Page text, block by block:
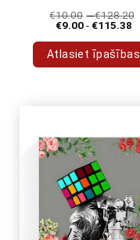
€10.00 -€128.20
€9.00-€115.38
Atlasiet īpašības
varianti.
Variantus
var
izvēlēties
produkta
lapā